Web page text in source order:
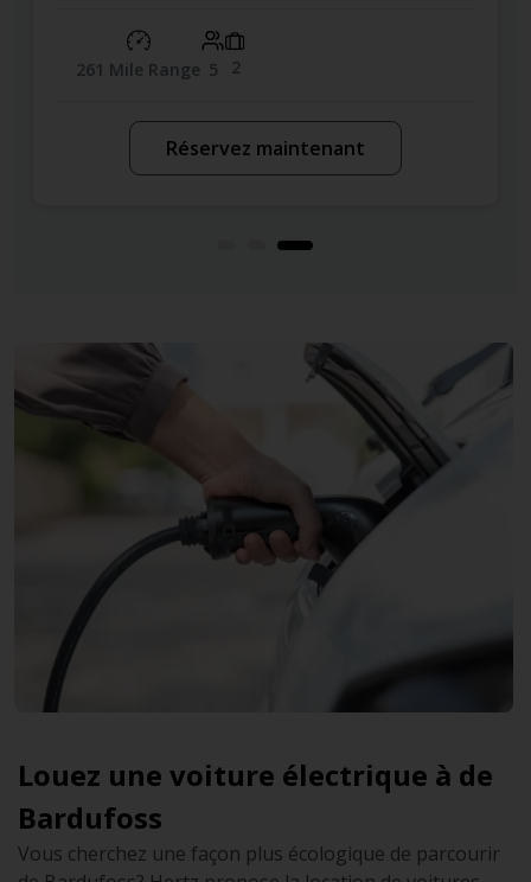
61 MPG 5 2
Réservez maintenant
Louez une voiture électrique à de
Bardufoss
Vous cherchez une façon plus écologique de parcourir